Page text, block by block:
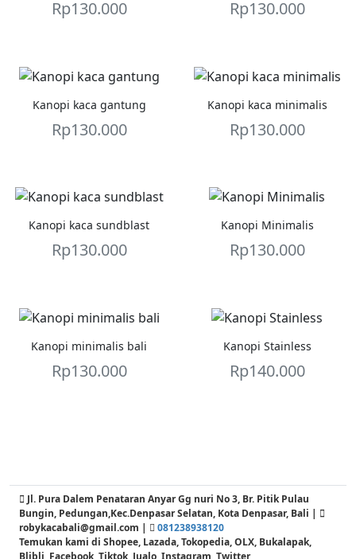
Rp130.000 Rp130.000
Kanopi kaca gantung
Rp130.000
Kanopi kaca minimalis
Rp130.000
Kanopi kaca sundblast
Rp130.000
Kanopi Minimalis
Rp130.000
Kanopi minimalis bali
Rp130.000
Kanopi Stainless
Rp140.000
Jl. Pura Dalem Penataran Anyar Gg nuri No 3, Br. Pitik Pulau
Bungin, Pedungan,Kec.Denpasar Selatan, Kota Denpasar, Bali |
robykacabali@gmail.com |
081238938120
Temukan kami di Shopee, Lazada, Tokopedia, OLX, Bukalapak,
Blibli, Facebook, Tiktok, Jualo, Instagram, Twitter